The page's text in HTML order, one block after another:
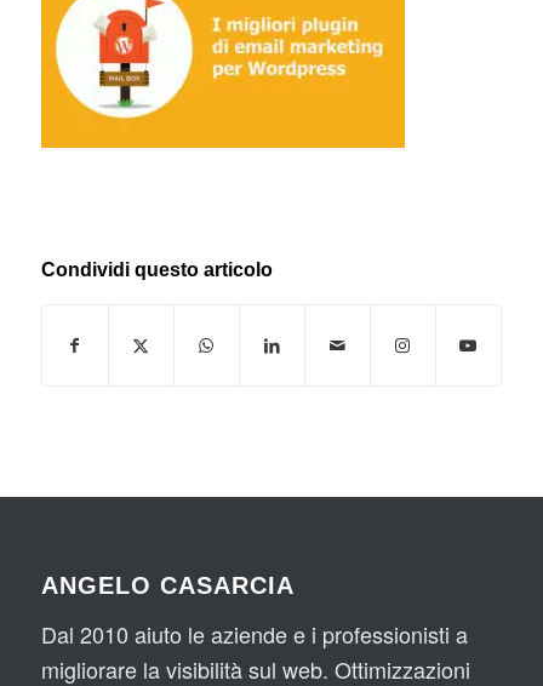
Condividi questo articolo
ANGELO CASARCIA
Dal 2010 aiuto le aziende e i professionisti a
migliorare la visibilità sul web. Ottimizzazioni